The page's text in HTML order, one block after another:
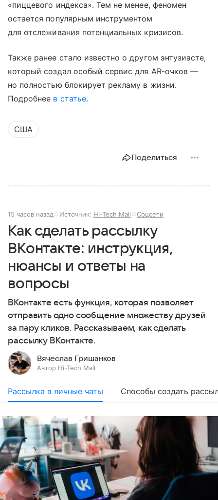
«пиццевого индекса». Тем не менее, феномен
остается популярным инструментом
для отслеживания потенциальных кризисов.
Также ранее стало известно о другом энтузиасте,
который создал особый сервис для AR-очков —
но полностью блокирует рекламу в жизни.
Подробнее в статье.
США
Поделиться
15 часов назад Источник: Hi-Tech Mail Соцсети
Как сделать рассылку
ВКонтакте: инструкция,
нюансы и ответы на
вопросы
ВКонтакте есть функция, которая позволяет
отправить одно сообщение множеству друзей
за пару кликов. Рассказываем, как сделать
рассылку ВКонтакте.
Вячеслав Гришанков
Автор Hi-Tech Mail
Рассылка в личные чаты Cпособы создать